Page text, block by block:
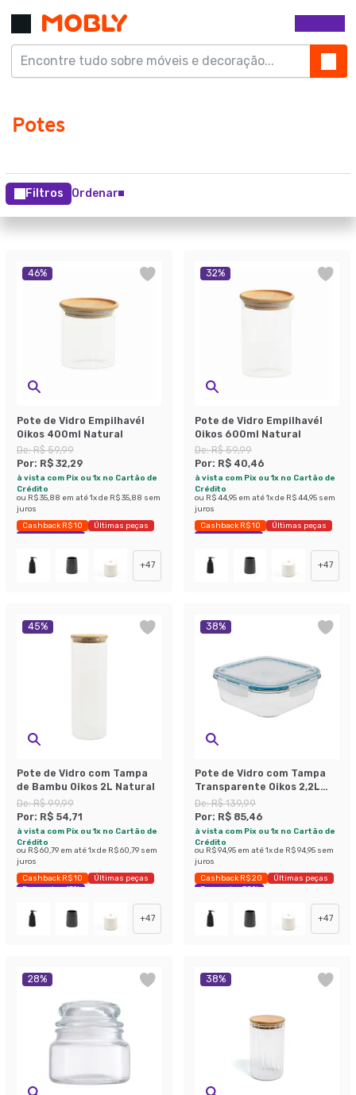
Filtros Ordenar
46%
Pote de Vidro Empilhavél
Oikos 400ml Natural
De:R$ 59,99
Por: R$ 32,29
à vista com Pix ou 1x no Cartão de
Crédito
ou R$ 35,88 em até1x de R$ 35,88 sem
juros
Cashback R$ 10
Últimas peças
Economize 46%
+47
32%
Pote de Vidro Empilhavél
Oikos 600ml Natural
De:R$ 59,99
Por: R$ 40,46
à vista com Pix ou 1x no Cartão de
Crédito
ou R$ 44,95 em até1x de R$ 44,95 sem
juros
Cashback R$ 10
Últimas peças
Economize 32%
+47
45%
Pote de Vidro com Tampa
de Bambu Oikos 2L Natural
De:R$ 99,99
Por: R$ 54,71
à vista com Pix ou 1x no Cartão de
Crédito
ou R$ 60,79 em até1x de R$ 60,79 sem
juros
Cashback R$ 10
Últimas peças
Economize 45%
+47
38%
Pote de Vidro com Tampa
Transparente Oikos 2,2L
Natural
De:R$ 139,99
Por: R$ 85,46
à vista com Pix ou 1x no Cartão de
Crédito
ou R$ 94,95 em até1x de R$ 94,95 sem
juros
Cashback R$ 20
Últimas peças
Economize 38%
+47
28% 38%